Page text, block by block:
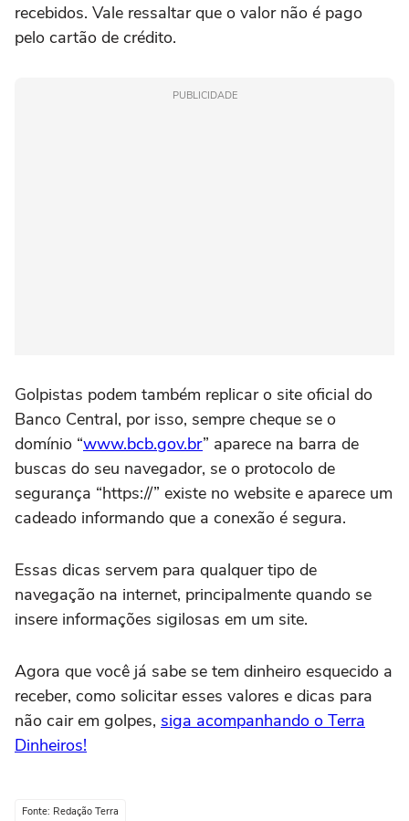
recebidos. Vale ressaltar que o valor não é pago
pelo cartão de crédito.
PUBLICIDADE
Golpistas podem também replicar o site oficial do
Banco Central, por isso, sempre cheque se o
domínio “www.bcb.gov.br” aparece na barra de
buscas do seu navegador, se o protocolo de
segurança “https://” existe no website e aparece um
cadeado informando que a conexão é segura.
Essas dicas servem para qualquer tipo de
navegação na internet, principalmente quando se
insere informações sigilosas em um site.
Agora que você já sabe se tem dinheiro esquecido a
receber, como solicitar esses valores e dicas para
não cair em golpes, siga acompanhando o Terra
Dinheiros!
Fonte: Redação Terra